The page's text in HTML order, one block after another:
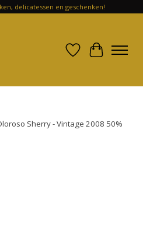
delicatessen en geschenken!
Verlanglijst
Sherry - Vintage 2008 50%